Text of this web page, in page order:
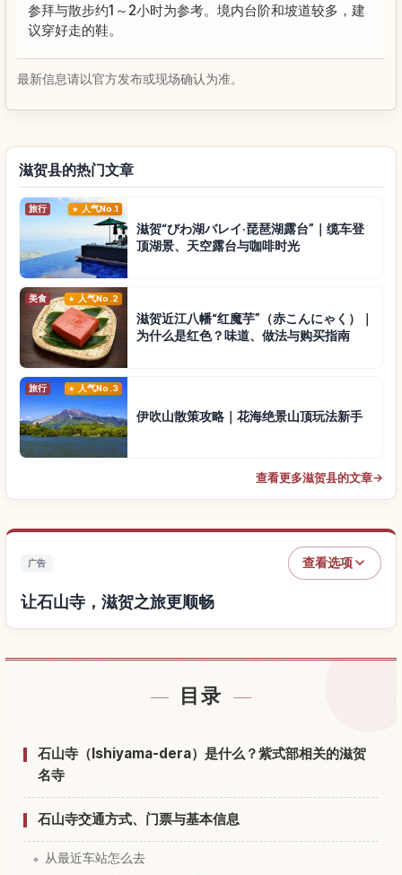
参拜与散步约1～2小时为参考。境内台阶和坡道较多，建
议穿好走的鞋。
最新信息请以官方发布或现场确认为准。
滋贺县的热门文章
旅行 人气No.1
滋贺“びわ湖バレイ·琵琶湖露台”｜缆车登
顶湖景、天空露台与咖啡时光
美食 人气No.2
滋贺近江八幡“红魔芋”（赤こんにゃく）｜
为什么是红色？味道、做法与购买指南
旅行 人气No.3
伊吹山散策攻略｜花海绝景山顶玩法新手
查看更多滋贺县的文章→
广告 查看选项
让石山寺，滋贺之旅更顺畅
目录
石山寺（Ishiyama-dera）是什么？紫式部相关的滋贺
名寺
石山寺交通方式、门票与基本信息
从最近车站怎么去